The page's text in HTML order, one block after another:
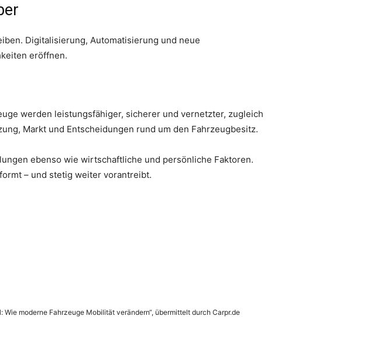
Digitalisierung, Automatisierung und neue
eröffnen.
werden leistungsfähiger, sicherer und vernetzter, zugleich
Markt und Entscheidungen rund um den Fahrzeugbesitz.
ebenso wie wirtschaftliche und persönliche Faktoren.
– und stetig weiter vorantreibt.
moderne Fahrzeuge Mobilität verändern“, übermittelt durch Carpr.de